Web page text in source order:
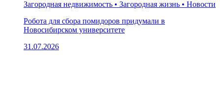
Загородная недвижимость • Загородная жизнь • Новости
Робота для сбора помидоров придумали в
Новосибирском университете
31.07.2026